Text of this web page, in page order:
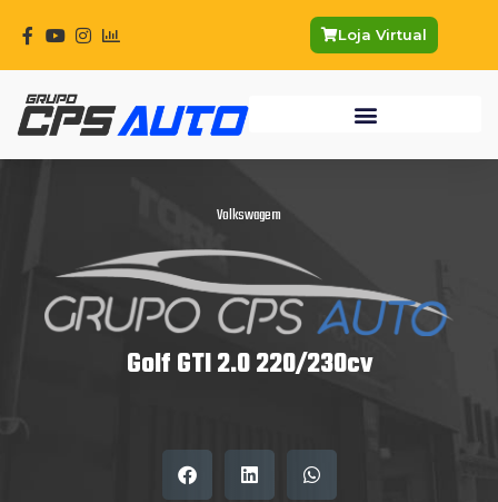
Loja Virtual
Volkswagem
Golf GTI 2.0 220/230cv